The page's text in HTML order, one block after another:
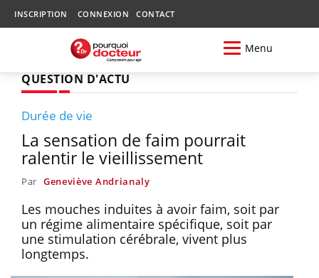
INSCRIPTION CONNEXION CONTACT
Menu
QUESTION D'ACTU
Durée de vie
La sensation de faim pourrait
ralentir le vieillissement
Par Geneviève Andrianaly
Les mouches induites à avoir faim, soit par
un régime alimentaire spécifique, soit par
une stimulation cérébrale, vivent plus
longtemps.